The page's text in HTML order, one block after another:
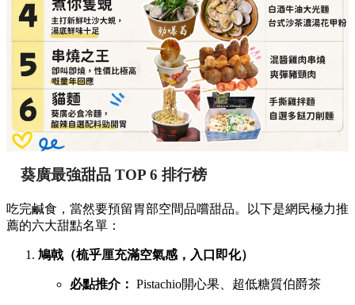
葵廣最強甜品 TOP 6 排行榜
吃完鹹食，當然要預留胃部空間品嚐甜品。以下是網民極力推
薦的六大甜點名單：
鳩戟（梳乎厘充滿空氣感，入口即化）
必點推介： Pistachio開心果、超低糖質伯爵茶